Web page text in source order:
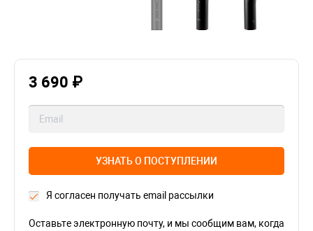
3 690 ₽
УЗНАТЬ О ПОСТУПЛЕНИИ
Я согласен получать email рассылки
Оставьте электронную почту, и мы сообщим вам, когда